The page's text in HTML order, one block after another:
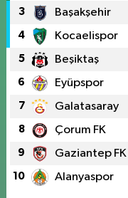
3 Başakşehir
4 Kocaelispor
5 Beşiktaş
6 Eyüpspor
7 Galatasaray
8 Çorum FK
9 Gaziantep FK
10 Alanyaspor